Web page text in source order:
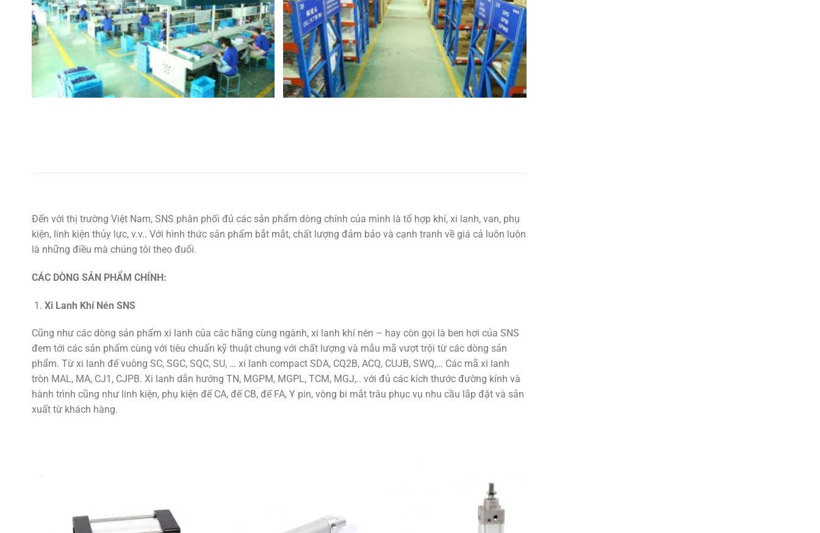
Đến với thị trường Việt Nam, SNS phân phối đủ các sản phẩm dòng chính của mình là tổ hợp khí, xi lanh, van, phụ
kiện, linh kiện thủy lực, v.v.. Với hình thức sản phẩm bắt mắt, chất lượng đảm bảo và cạnh tranh về giá cả luôn luôn
là những điều mà chúng tôi theo đuổi.
CÁC DÒNG SẢN PHẨM CHÍNH:
Xi Lanh Khí Nén SNS
Cũng như các dòng sản phẩm xi lanh của các hãng cùng ngành, xi lanh khí nén – hay còn gọi là ben hơi của SNS
đem tới các sản phẩm cùng với tiêu chuẩn kỹ thuật chung với chất lượng và mẫu mã vượt trội từ các dòng sản
phẩm. Từ xi lanh đế vuông SC, SGC, SQC, SU, … xi lanh compact SDA, CQ2B, ACQ, CUJB, SWQ,… Các mã xi lanh
tròn MAL, MA, CJ1, CJPB. Xi lanh dẫn hướng TN, MGPM, MGPL, TCM, MGJ,.. với đủ các kích thước đường kính và
hành trình cũng như linh kiện, phụ kiện đế CA, đế CB, đế FA, Y pin, vòng bi mắt trâu phục vụ nhu cầu lắp đặt và sản
xuất từ khách hàng.